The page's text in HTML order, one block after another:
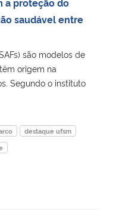
Comunicações
saudável entre
são modelos de
origem na
Segundo o instituto
destaque ufsm